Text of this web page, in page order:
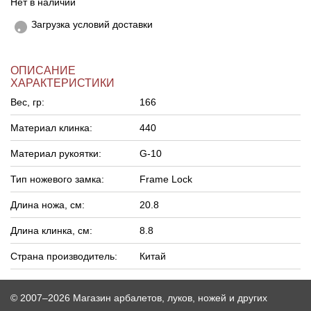
Загрузка условий доставки
ОПИСАНИЕ
ХАРАКТЕРИСТИКИ
Вес, гр: 166
Материал клинка: 440
Материал рукоятки: G-10
Тип ножевого замка: Frame Lock
Длина ножа, см: 20.8
Длина клинка, см: 8.8
Страна производитель: Китай
© 2007–2026 Магазин арбалетов, луков, ножей и других